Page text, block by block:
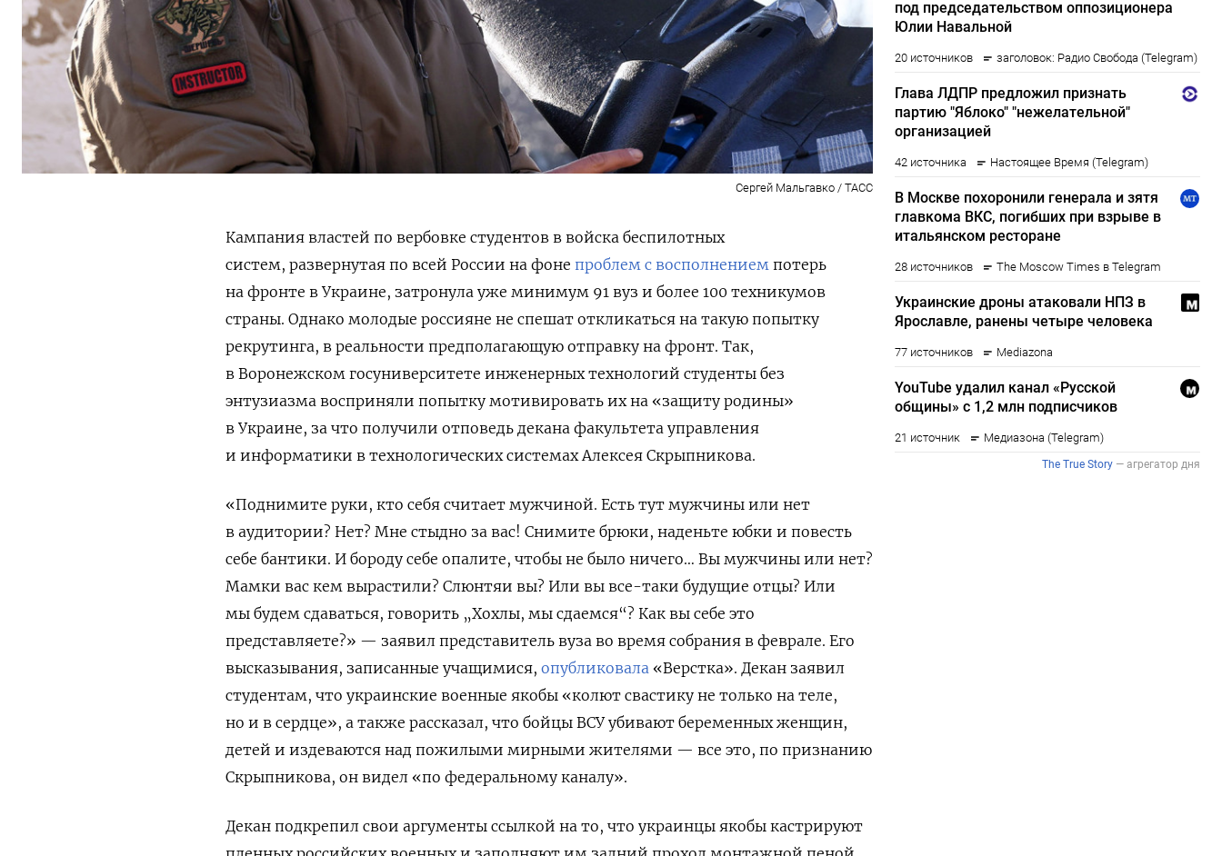
Сергей Мальгавко / ТАСС
Кампания властей по вербовке студентов в войска беспилотных
систем, развернутая по всей России на фоне проблем с восполнением потерь
на фронте в Украине, затронула уже минимум 91 вуз и более 100 техникумов
страны. Однако молодые россияне не спешат откликаться на такую попытку
рекрутинга, в реальности предполагающую отправку на фронт. Так,
в Воронежском госуниверситете инженерных технологий студенты без
энтузиазма восприняли попытку мотивировать их на «защиту родины»
в Украине, за что получили отповедь декана факультета управления
и информатики в технологических системах Алексея Скрыпникова.
«Поднимите руки, кто себя считает мужчиной. Есть тут мужчины или нет
в аудитории? Нет? Мне стыдно за вас! Снимите брюки, наденьте юбки и повесть
себе бантики. И бороду себе опалите, чтобы не было ничего… Вы мужчины или нет?
Мамки вас кем вырастили? Слюнтяи вы? Или вы все-таки будущие отцы? Или
мы будем сдаваться, говорить „Хохлы, мы сдаемся“? Как вы себе это
представляете?» — заявил представитель вуза во время собрания в феврале. Его
высказывания, записанные учащимися, опубликовала «Верстка». Декан заявил
студентам, что украинские военные якобы «колют свастику не только на теле,
но и в сердце», а также рассказал, что бойцы ВСУ убивают беременных женщин,
детей и издеваются над пожилыми мирными жителями — все это, по признанию
Скрыпникова, он видел «по федеральному каналу».
Декан подкрепил свои аргументы ссылкой на то, что украинцы якобы кастрируют